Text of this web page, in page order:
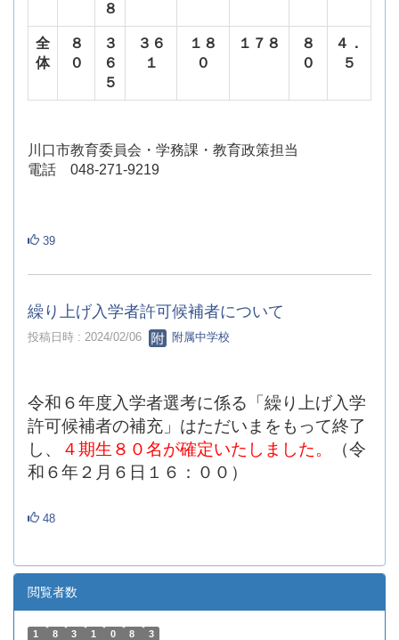
８
全
体
８
０
３
６
５
３６
１
１８
０
１７８
８
０
４．
５
川口市教育委員会・学務課・教育政策担当
電話 048-271-9219
39
繰り上げ入学者許可候補者について
投稿日時 : 2024/02/06 附属中学校
令和６年度入学者選考に係る「繰り上げ入学
許可候補者の補充」はただいまをもって終了
し、
４期生８０名が確定いたしました。
（令
和６年２月６日１６：００）
48
閲覧者数
1 8 3 1 0 8 3